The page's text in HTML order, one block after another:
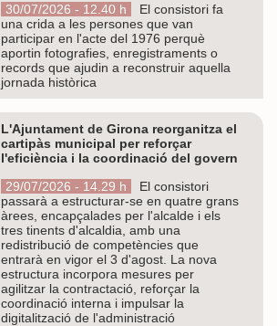
30/07/2026 - 12.40 h
El consistori fa
una crida a les persones que van
participar en l'acte del 1976 perquè
aportin fotografies, enregistraments o
records que ajudin a reconstruir aquella
jornada històrica
L'Ajuntament de Girona reorganitza el
cartipàs municipal per reforçar
l'eficiència i la coordinació del govern
29/07/2026 - 14.29 h
El consistori
passarà a estructurar-se en quatre grans
àrees, encapçalades per l'alcalde i els
tres tinents d'alcaldia, amb una
redistribució de competències que
entrarà en vigor el 3 d'agost. La nova
estructura incorpora mesures per
agilitzar la contractació, reforçar la
coordinació interna i impulsar la
digitalització de l'administració